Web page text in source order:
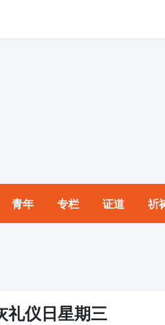
青年 专栏 证道 祈
礼仪日星期三